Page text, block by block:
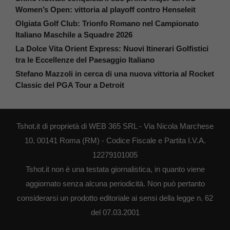
Women’s Open: vittoria al playoff contro Henseleit
Olgiata Golf Club: Trionfo Romano nel Campionato
Italiano Maschile a Squadre 2026
La Dolce Vita Orient Express: Nuovi Itinerari Golfistici
tra le Eccellenze del Paesaggio Italiano
Stefano Mazzoli in cerca di una nuova vittoria al Rocket
Classic del PGA Tour a Detroit
Tshot.it di proprietà di WEB 365 SRL - Via Nicola Marchese
10, 00141 Roma (RM) - Codice Fiscale e Partita I.V.A.
12279101005
Tshot.it non è una testata giornalistica, in quanto viene
aggiornato senza alcuna periodicità. Non può pertanto
considerarsi un prodotto editoriale ai sensi della legge n. 62
del 07.03.2001